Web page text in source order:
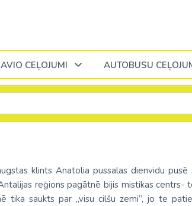
Septembrī Oktobrī
Melnkalne
No Kauņas: Turcija
AVIO CEĻOJUMI
Septembrī Oktobrī
Kosova
Lielbritānija
AUTOBUSU
Septembrī Oktobrī
Itālija
klints Anatolia pussalas dienvidu
reģions pagātnē bijis mistikas
tika saukts par „visu cilšu zemi”, jo te